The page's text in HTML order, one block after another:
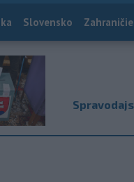
Slovensko Zahraničie